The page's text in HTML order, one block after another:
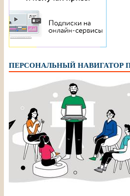
ПЕРСОНАЛЬНЫЙ НАВИГАТОР